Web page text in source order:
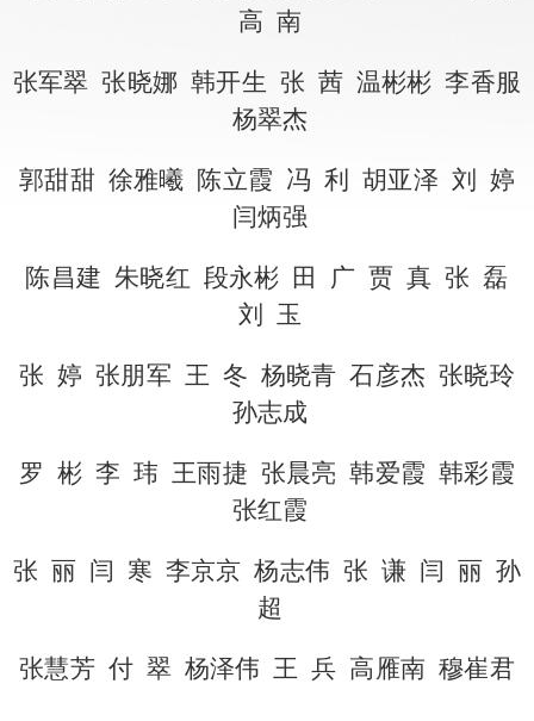
高 南
张军翠 张晓娜 韩开生 张 茜 温彬彬 李香服
杨翠杰
郭甜甜 徐雅曦 陈立霞 冯 利 胡亚泽 刘 婷
闫炳强
陈昌建 朱晓红 段永彬 田 广 贾 真 张 磊
刘 玉
张 婷 张朋军 王 冬 杨晓青 石彦杰 张晓玲
孙志成
罗 彬 李 玮 王雨捷 张晨亮 韩爱霞 韩彩霞
张红霞
张 丽 闫 寒 李京京 杨志伟 张 谦 闫 丽 孙
超
张慧芳 付 翠 杨泽伟 王 兵 高雁南 穆崔君